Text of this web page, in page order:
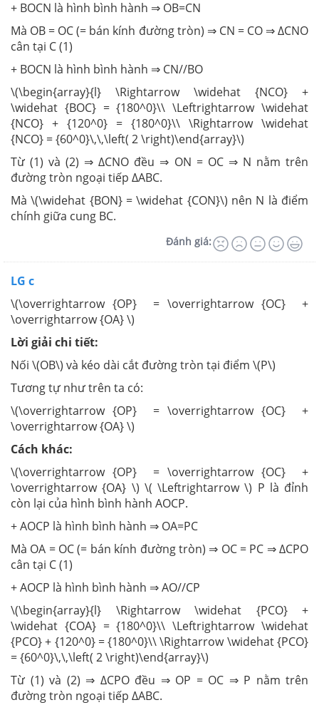
+ BOCN là hình bình hành ⇒ OB=CN
Mà OB = OC (= bán kính đường tròn) ⇒ CN = CO ⇒ ΔCNO
cân tại C (1)
+ BOCN là hình bình hành ⇒ CN//BO
\(\begin{array}{l} \Rightarrow \widehat {NCO} +
\widehat {BOC} = {180^0}\\ \Leftrightarrow \widehat
{NCO} + {120^0} = {180^0}\\ \Rightarrow \widehat
{NCO} = {60^0}\,\,\left( 2 \right)\end{array}\)
Từ (1) và (2) ⇒ ΔCNO đều ⇒ ON = OC ⇒ N nằm trên
đường tròn ngoại tiếp ΔABC.
Mà \(\widehat {BON} = \widehat {CON}\) nên N là điểm
chính giữa cung BC.
Đánh giá:
LG c
\(\overrightarrow {OP} = \overrightarrow {OC} +
\overrightarrow {OA} \)
Lời giải chi tiết:
Nối \(OB\) và kéo dài cắt đường tròn tại điểm \(P\)
Tương tự như trên ta có:
\(\overrightarrow {OP} = \overrightarrow {OC} +
\overrightarrow {OA} \)
Cách khác:
\(\overrightarrow {OP} = \overrightarrow {OC} +
\overrightarrow {OA} \) \( \Leftrightarrow \) P là đỉnh
còn lại của hình bình hành AOCP.
+ AOCP là hình bình hành ⇒ OA=PC
Mà OA = OC (= bán kính đường tròn) ⇒ OC = PC ⇒ ΔCPO
cân tại C (1)
+ AOCP là hình bình hành ⇒ AO//CP
\(\begin{array}{l} \Rightarrow \widehat {PCO} +
\widehat {COA} = {180^0}\\ \Leftrightarrow \widehat
{PCO} + {120^0} = {180^0}\\ \Rightarrow \widehat {PCO}
= {60^0}\,\,\left( 2 \right)\end{array}\)
Từ (1) và (2) ⇒ ΔCPO đều ⇒ OP = OC ⇒ P nằm trên
đường tròn ngoại tiếp ΔABC.